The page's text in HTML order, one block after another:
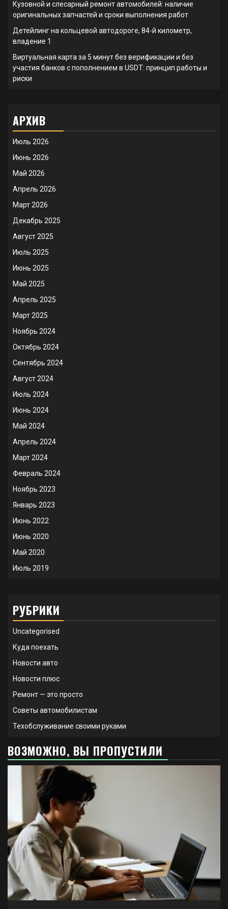
Кузовной и слесарный ремонт автомобилей: наличие
оригинальных запчастей и сроки выполнения работ
Детейлинг на кольцевой автодороге, 84-й километр,
владение 1
Виртуальная карта за 5 минут без верификации и без
участия банков с пополнением в USDT: принцип работы и
риски
АРХИВ
Июль 2026
Июнь 2026
Май 2026
Апрель 2026
Март 2026
Декабрь 2025
Август 2025
Июль 2025
Июнь 2025
Май 2025
Апрель 2025
Март 2025
Ноябрь 2024
Октябрь 2024
Сентябрь 2024
Август 2024
Июль 2024
Июнь 2024
Май 2024
Апрель 2024
Март 2024
Февраль 2024
Ноябрь 2023
Январь 2023
Июнь 2022
Июнь 2020
Май 2020
Июль 2019
РУБРИКИ
Uncategorised
Куда поехать
Новости авто
Новости плюс
Ремонт — это просто
Советы автомобилистам
Техобслуживание своими руками
ВОЗМОЖНО, ВЫ ПРОПУСТИЛИ